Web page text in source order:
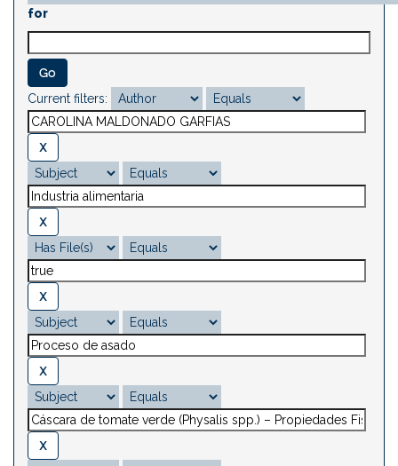
for
Current filters: